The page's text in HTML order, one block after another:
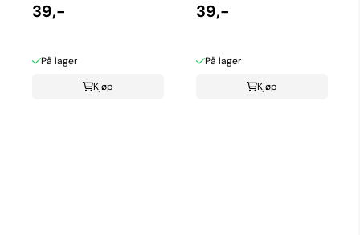
39,-
På lager
Kjøp
39,-
På lager
Kjøp